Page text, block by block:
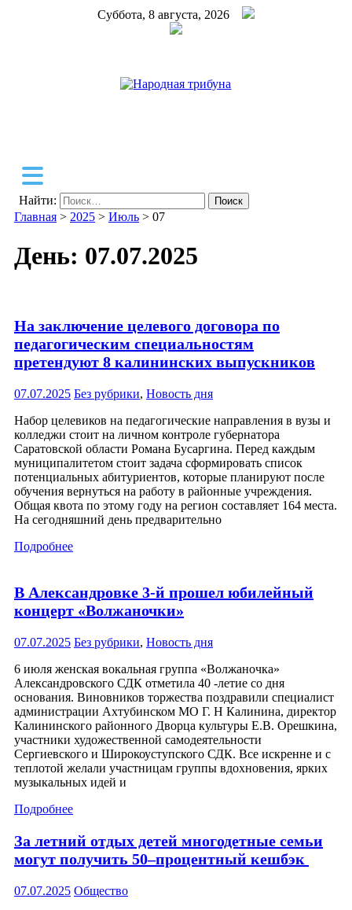
Суббота, 8 августа, 2026
Найти:
Главная > 2025 > Июль > 07
День: 07.07.2025
На заключение целевого договора по
педагогическим специальностям
претендуют 8 калининских выпускников
07.07.2025 Без рубрики, Новость дня
Набор целевиков на педагогические направления в вузы и
колледжи стоит на личном контроле губернатора
Саратовской области Романа Бусаргина. Перед каждым
муниципалитетом стоит задача сформировать список
потенциальных абитуриентов, которые планируют после
обучения вернуться на работу в районные учреждения.
Общая квота по этому году на регион составляет 164 места.
На сегодняшний день предварительно
Подробнее
В Александровке 3-й прошел юбилейный
концерт «Волжаночки»
07.07.2025 Без рубрики, Новость дня
6 июля женская вокальная группа «Волжаночка»
Александровского СДК отметила 40 -летие со дня
основания. Виновников торжества поздравили специалист
администрации Ахтубинском МО Г. Н Калинина, директор
Калининского районного Дворца культуры Е.В. Орешкина,
участники художественной самодеятельности
Сергиевского и Широкоуступского СДК. Все искренне и с
теплотой желали участницам группы вдохновения, ярких
музыкальных идей и
Подробнее
За летний отдых детей многодетные семьи
могут получить 50–процентный кешбэк
07.07.2025 Общество